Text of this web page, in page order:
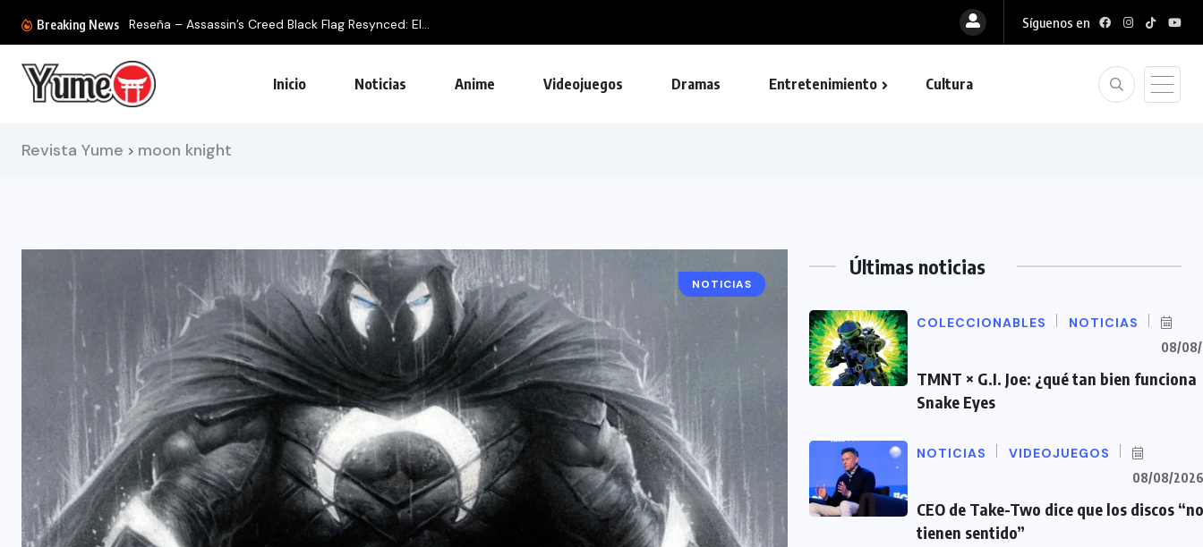
Breaking News Reseña – Assassin’s Creed Black Flag Resynced: El... Síguenos en
Inicio Noticias Anime Videojuegos Dramas Entretenimiento Cultura
Revista Yume > moon knight
COMICS
NOTICIAS
Últimas noticias
COLECCIONABLES NOTICIAS
08/
TMNT × G.I. Joe: ¿qué tan bien funciona
Snake Eyes
NOTICIAS VIDEOJUEGOS
08/08/2026
CEO de Take-Two dice que los discos “no
tienen sentido”